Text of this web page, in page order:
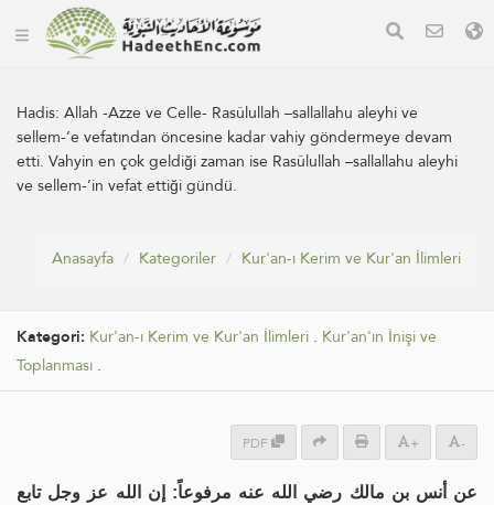
Hadis:Allah -Azze ve Celle- Rasûlullah –sallallahu aleyhi ve
sellem-’e vefatından öncesine kadar vahiy göndermeye devam
etti. Vahyin en çok geldiği zaman ise Rasûlullah –sallallahu aleyhi
ve sellem-’in vefat ettiği gündü.
Anasayfa Kategoriler Kur'an-ı Kerim ve Kur'an İlimleri
Kategori: Kur'an-ı Kerim ve Kur'an İlimleri . Kur'an'ın İnişi ve
Toplanması .
PDF + -
عن أنس بن مالك رضي الله عنه مرفوعاً: إن الله عز وجل تابع